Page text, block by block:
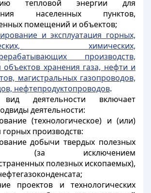
тепловой энергии для
населенных пунктов,
помещений и объектов;
и эксплуатация горных,
химических,
производств,
объектов хранения газа, нефти и
магистральных газопроводов,
нефтепродуктопроводов.
деятельности включает
деятельности:
(технологическое) и (или)
горных производств:
добычи твердых полезных
(за исключением
полезных ископаемых),
проектов и технологических